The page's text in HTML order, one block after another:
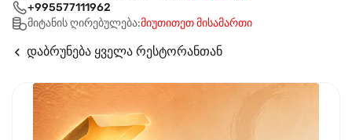
+995577111962
მიტანის ღირებულება:მიუთითეთ მისამართი
დაბრუნება ყველა რესტორანთან